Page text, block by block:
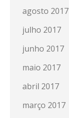
agosto 2017
julho 2017
junho 2017
maio 2017
abril 2017
março 2017